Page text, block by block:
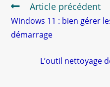
Article précédent
Windows 11 : bien gérer
démarrage
L’outil nettoyage